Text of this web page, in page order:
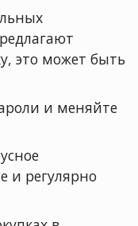
это может быть
и меняйте
и регулярно